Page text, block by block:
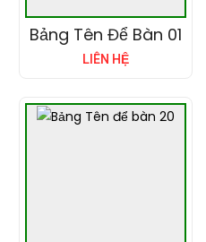
Bảng Tên Để Bàn 01
LIÊN HỆ